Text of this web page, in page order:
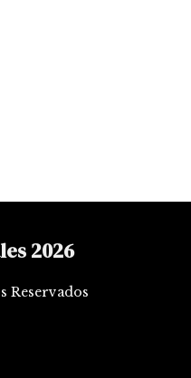
2026
Reservados